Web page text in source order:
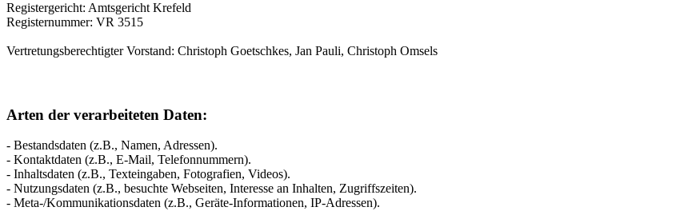
Registergericht: Amtsgericht Krefeld
Registernummer: VR 3515
Vertretungsberechtigter Vorstand: Christoph Goetschkes, Jan Pauli, Christoph Omsels
Arten der verarbeiteten Daten:
- Bestandsdaten (z.B., Namen, Adressen).
- Kontaktdaten (z.B., E-Mail, Telefonnummern).
- Inhaltsdaten (z.B., Texteingaben, Fotografien, Videos).
- Nutzungsdaten (z.B., besuchte Webseiten, Interesse an Inhalten, Zugriffszeiten).
- Meta-/Kommunikationsdaten (z.B., Geräte-Informationen, IP-Adressen).